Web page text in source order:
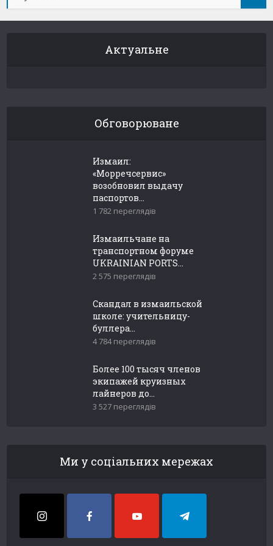
Актуальне
Обговорюване
Измаил:
«Морречсервис»
возобновил выдачу
паспортов...
1 782 переглядів
Измаильчане на
транспортном форуме
UKRAINIAN PORTS...
2 575 переглядів
Скандал в измаильской
школе: учительницу-
буллера...
4 784 переглядів
Более 100 тысяч членов
экипажей круизных
лайнеров до...
3 527 переглядів
Ми у соціальних мережах